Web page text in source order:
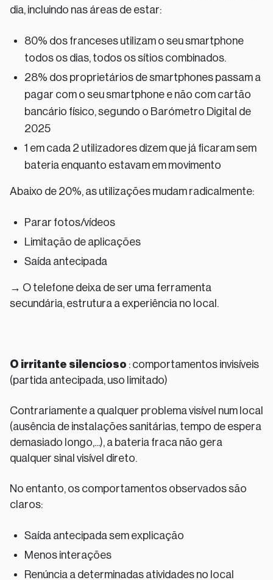
dia, incluindo nas áreas de estar:
80% dos franceses utilizam o seu smartphone
todos os dias, todos os sítios combinados.
28% dos proprietários de smartphones passam a
pagar com o seu smartphone e não com cartão
bancário físico, segundo o Barómetro Digital de
2025
1 em cada 2 utilizadores dizem que já ficaram sem
bateria enquanto estavam em movimento
Abaixo de 20%, as utilizações mudam radicalmente:
Parar fotos/vídeos
Limitação de aplicações
Saída antecipada
→ O telefone deixa de ser uma ferramenta
secundária, estrutura a experiência no local.
O irritante silencioso : comportamentos invisíveis
(partida antecipada, uso limitado)
Contrariamente a qualquer problema visível num local
(ausência de instalações sanitárias, tempo de espera
demasiado longo,...), a bateria fraca não gera
qualquer sinal visível direto.
No entanto, os comportamentos observados são
claros:
Saída antecipada sem explicação
Menos interações
Renúncia a determinadas atividades no local